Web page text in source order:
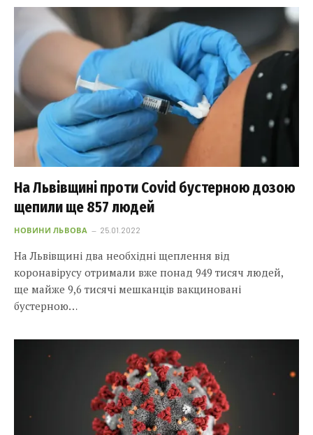
На Львівщині проти Covid бустерною дозою
щепили ще 857 людей
НОВИНИ ЛЬВОВА 25.01.2022
На Львівщині два необхідні щеплення від
коронавірусу отримали вже понад 949 тисяч людей,
ще майже 9,6 тисячі мешканців вакциновані
бустерною…